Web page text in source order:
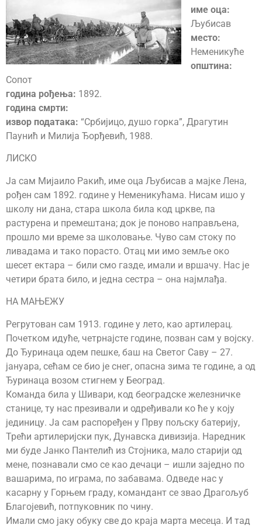
име оца:
Љубисав
место:
Неменикуће
општина:
Сопот
година рођења: 1892.
година смрти:
извор података: “Србијицо, душо горка”, Драгутин
Паунић и Милија Ђорђевић, 1988.
ЛИСКО
Ја сам Мијаило Ракић, име оца Љубисав а мајке Лена,
рођен сам 1892. године у Неменикућама. Нисам ишо у
школу ни дана, стара школа била код цркве, па
растурена и премештана; док је поново направљена,
прошло ми време за школовање. Чуво сам стоку по
ливадама и тако порасто. Отац ми имо земље око
шесет ектара – били смо газде, имали и вршачу. Нас је
четири брата било, и једна сестра – она најмлађа.
НА МАЊЕЖУ
Регрутован сам 1913. године у лето, као артилерац.
Почетком идуће, четрнајсте године, позван сам у војску.
До Ђуринаца одем пешке, баш на Светог Саву – 27.
јануара, сећам се био је снег, опасна зима те године, а од
Ђуринаца возом стигнем у Београд.
Команда била у Шивари, код београдске железничке
станице, ту нас презивали и одређивали ко ће у коју
јединицу. Ја сам распоређен у Прву пољску батерију,
Трећи артилеријски пук, Дунавска дивизија. Наредник
ми буде Јанко Пантелић из Стојника, мало старији од
мене, познавали смо се као дечаци – ишли заједно по
вашарима, по играма, по забавама. Одведе нас у
касарну у Горњем граду, командант се звао Драгољуб
Благојевић, потпуковник по чину.
Имали смо јаку обуку све до краја марта месеца. И тад